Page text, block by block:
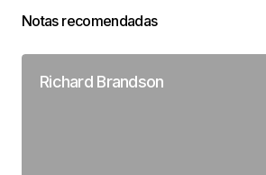
Notas recomendadas
Richard Brandson